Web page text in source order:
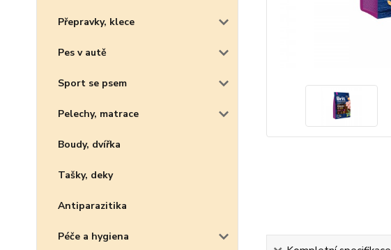
Přepravky, klece
Pes v autě
Sport se psem
Pelechy, matrace
Boudy, dvířka
Tašky, deky
Antiparazitika
Péče a hygiena